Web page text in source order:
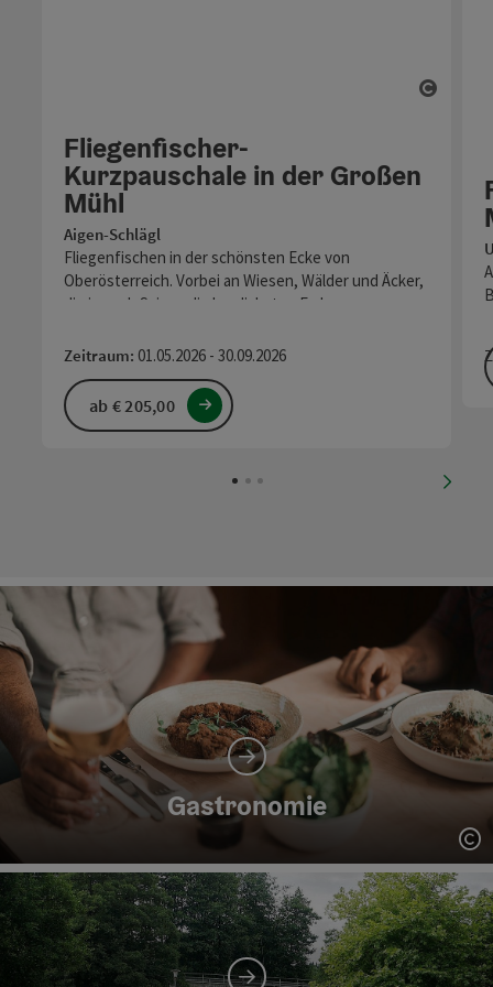
Fliegenfischer-
Kurzpauschale in der Großen
Mühl
Aigen-Schlägl
Fliegenfischen in der schönsten Ecke von
Oberösterreich. Vorbei an Wiesen, Wälder und Äcker,
die je nach Saison die herrlichsten Farben…
Zeitraum: 01.05.2026 - 30.09.2026
ab € 205,00
Gastronomie